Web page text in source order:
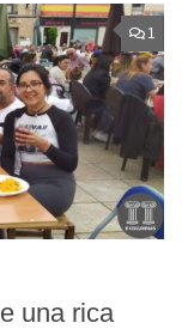
1
una rica